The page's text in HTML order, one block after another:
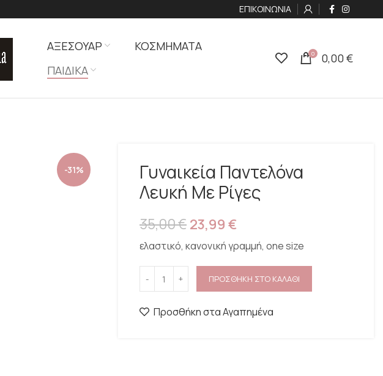
ΕΠΙΚΟΙΝΩΝΙΑ
ΑΞΕΣΟΥΑΡ
ΚΟΣΜΗΜΑΤΑ
ΠΑΙΔΙΚΑ
0 0,00€
-31%
Γυναικεία Παντελόνα
Λευκή Με Ρίγες
35,00€ 23,99 €
ελαστικό, κανονική γραμμή, one size
ΠΡΟΣΘΗΚΗ ΣΤΟ ΚΑΛΑΘΙ
Προσθήκη στα Αγαπημένα